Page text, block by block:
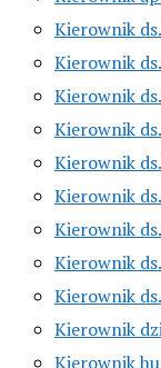
Kierownik
Kierownik
Kierownik
Kierownik
Kierownik
Kierownik
Kierownik
Kierownik
Kierownik
Kierownik
Kierownik